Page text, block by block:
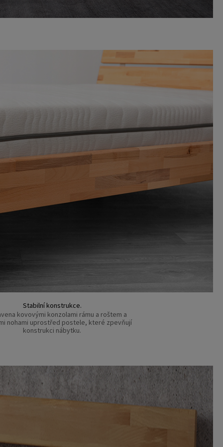
Stabilní konstrukce.
kovovými konzolami rámu a roštem a
nohami uprostřed postele, které zpevňují
konstrukci nábytku.